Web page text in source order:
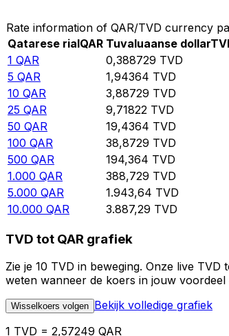
Rate information of QAR/TVD currency
Qatarese rialQAR Tuvaluaanse dollar
1 QAR 0,388729 TVD
5 QAR 1,94364 TVD
10 QAR 3,88729 TVD
25 QAR 9,71822 TVD
50 QAR 19,4364 TVD
100 QAR 38,8729 TVD
500 QAR 194,364 TVD
1.000 QAR 388,729 TVD
5.000 QAR 1.943,64 TVD
10.000 QAR 3.887,29 TVD
TVD tot QAR grafiek
Zie je 10 TVD in beweging. Onze live
weten wanneer de koers in jouw
Wisselkoers volgen Bekijk volledige grafiek
1 TVD = 2,57249 QAR